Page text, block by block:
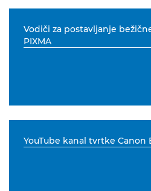
Vodiči za postavljanje
PIXMA
YouTube kanal tvrtke Canon